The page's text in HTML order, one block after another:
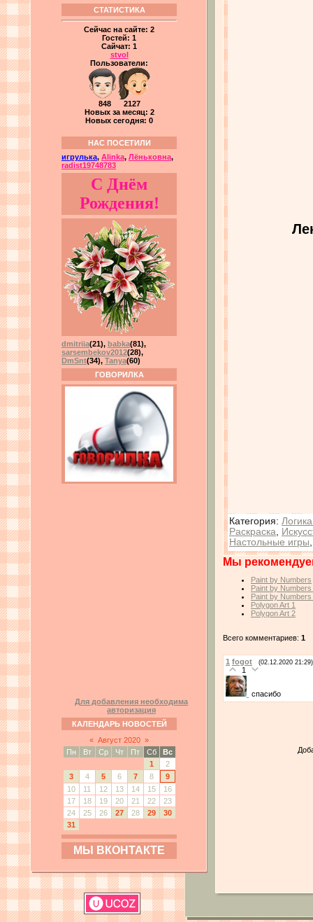
СТАТИСТИКА
Сейчас на сайте: 2
Гостей: 1
Сайчат: 1
stvol
Пользователи:
848 2127
Новых за месяц: 2
Новых сегодня: 0
НАС ПОСЕТИЛИ
игрулька, Alinka, Лёньковна,
radist19748783
С Днём
Рождения!
dmitriia(21), babka(81),
sarsembekov2012(28),
DmSnt(34), Tanya(60)
ГОВОРИЛКА
Для добавления необходима
авторизация
КАЛЕНДАРЬ НОВОСТЕЙ
« Август 2020 »
Пн
Вт Ср Чт Пт Сб
Вс
1
2
3
4 5 6 7 8
9
10
11 12 13 14 15
16
17
18 19 20 21 22
23
24
25 26 27 28 29
30
31
МЫ ВКОНТАКТЕ
Категория:
Раскраска
Настольные игры
Мы
Paint by Numbers
Paint by Numbers
Paint by Numbers
Polygon Art 1
Polygon Art 2
Всего комментариев: 1
1 fogot (02.12.2020 21:29)
1
спасибо